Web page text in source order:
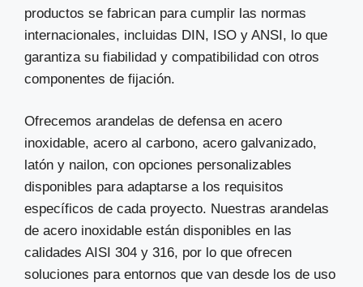
productos se fabrican para cumplir las normas
internacionales, incluidas DIN, ISO y ANSI, lo que
garantiza su fiabilidad y compatibilidad con otros
componentes de fijación.
Ofrecemos arandelas de defensa en acero
inoxidable, acero al carbono, acero galvanizado,
latón y nailon, con opciones personalizables
disponibles para adaptarse a los requisitos
específicos de cada proyecto. Nuestras arandelas
de acero inoxidable están disponibles en las
calidades AISI 304 y 316, por lo que ofrecen
soluciones para entornos que van desde los de uso